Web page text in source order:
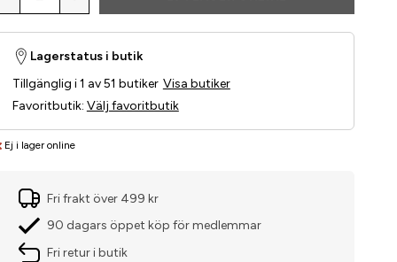
Ej i lager online
Lagerstatus i butik
Tillgänglig i 1 av 51 butiker Visa butiker
Favoritbutik: Välj favoritbutik
Fri frakt över 499 kr
90 dagars öppet köp för medlemmar
Fri retur i butik